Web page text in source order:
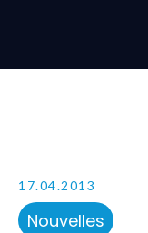
17.04.2013
Nouvelles